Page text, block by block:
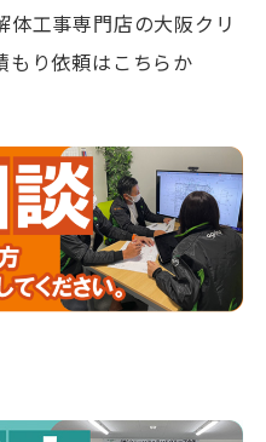
工事専門店の大阪クリ
もり依頼はこちらか